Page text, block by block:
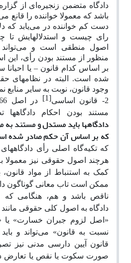
دادگاه متضمن زنجیره‌ای از
باشد که معمولا خواننده را قانع
دست کم خواننده در می‌یابد که
رای چیست و استدلالهایش تا
اصول منطقی است و می‌تواند
منظور از مستند بودن رأی،
بر اساس کدام قانون – یا احیانا
شده است. البته در نظامهای
وجود قانون، نوبت به سایر منابع
2- قانون اساسی
[1] در اصل
مستند بودن احکام
دادگاهها باید مستدل و مستند به
که بر اساس آن حکم صادر شده
که تکیه‌گاه اصلی رأی دادگاههای
هرچند اصول حقوقی نیز معمولا
کمک به استنباط از مواد قانون،
ممکن است تاب معانی گوناگون
ناقص باشد و هم، هنگامی
دادگاه به اصول کلی حقوقی
«اصل لزوم جبران خسارت» یا
نسبت به قانون» می‌تواند و باید
قانون آیین دارسی مدنی نیز
صورت سکوت یا نقص یا تعارض در